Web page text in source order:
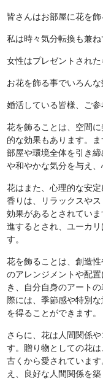
皆さんはお部屋に花を
私は時々気分転換も兼ね
女性はプレゼントされ
お花を飾る事でいろんな
婚活している皆様、ご参
花を飾ることは、空間
的な効果もあります。
部屋や環境全体を引き
や和やかな気分を与え、
花はまた、心理的な安
香りは、リラックスや
効果があるとされてい
進するとされ、ユーカ
す。
花を飾ることは、創造
のアレンジメントや配
き、自分自身のアート
際には、季節感や特別
を得ることができます。
さらに、花は人間関係
す。贈り物としての花
古くから愛されていま
え、良好な人間関係を築